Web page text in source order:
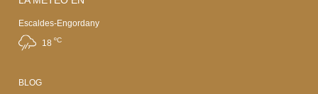
Escaldes-Engordany
18 ºC
BLOG